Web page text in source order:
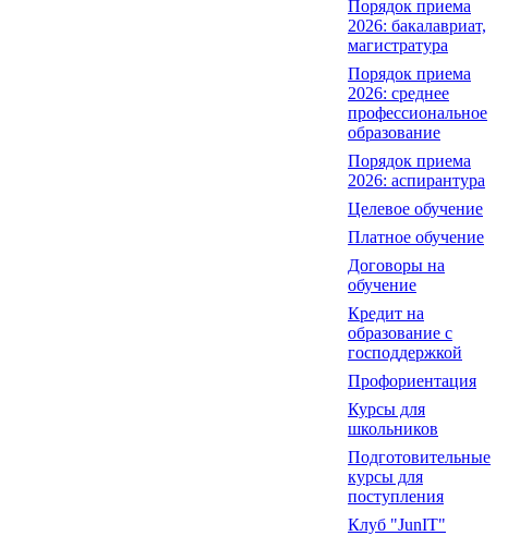
Порядок приема
2026: бакалавриат,
магистратура
Порядок приема
2026: среднее
профессиональное
образование
Порядок приема
2026: аспирантура
Целевое обучение
Платное обучение
Договоры на
обучение
Кредит на
образование с
господдержкой
Профориентация
Курсы для
школьников
Подготовительные
курсы для
поступления
Клуб "JunIT"